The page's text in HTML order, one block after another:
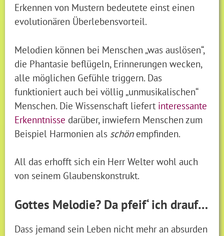
Erkennen von Mustern bedeutete einst einen
evolutionären Überlebensvorteil.
Melodien können bei Menschen „was auslösen“,
die Phantasie beflügeln, Erinnerungen wecken,
alle möglichen Gefühle triggern. Das
funktioniert auch bei völlig „unmusikalischen“
Menschen. Die Wissenschaft liefert interessante
Erkenntnisse darüber, inwiefern Menschen zum
Beispiel Harmonien als schönempfinden.
All das erhofft sich ein Herr Welter wohl auch
von seinem Glaubenskonstrukt.
Gottes Melodie? Da pfeif‘ ich drauf…
Dass jemand sein Leben nicht mehr an absurden